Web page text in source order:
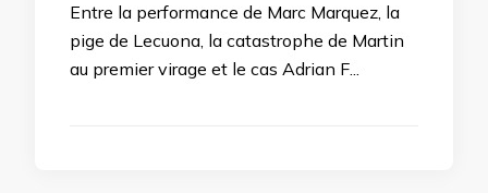
Entre la performance de Marc Marquez, la
pige de Lecuona, la catastrophe de Martin
au premier virage et le cas Adrian F...